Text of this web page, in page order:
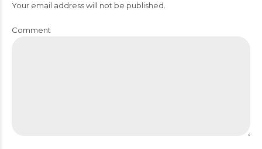
Your email address will not be published.
Comment